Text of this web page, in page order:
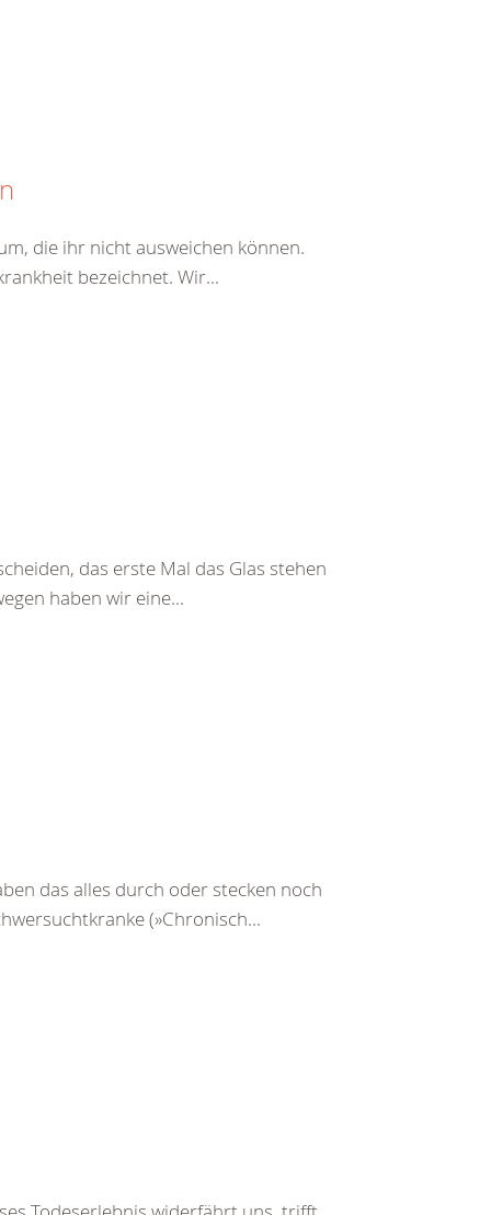
die ihr nicht ausweichen können.
bezeichnet. Wir...
das erste Mal das Glas stehen
haben wir eine...
das alles durch oder stecken noch
(»Chronisch...